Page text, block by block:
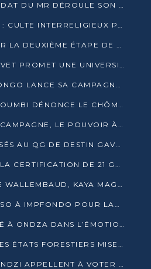
À OWANDO, LE CANDIDAT DU MR DÉROULE SON PROGRAMME DE “CHANGEMENT”
PRÉSIDENTIELLE 2026 : CULTE INTERRELIGIEUX POUR LA PAIX À OUENZÉ
DOLISIE EN BLEU POUR LA DEUXIÈME ÉTAPE DE CAMPAGNE DE DSN
À OUESSO, DESTIN GAVET PROMET UNE UNIVERSITÉ POUR LA SANGHA
À OUESSO, GAVET ELONGO LANCE SA CAMPAGNE SOUS LE SIGNE DU RENOUVEAU
À SIBITI, JOSEPH KIGNOUMBI DÉNONCE LE CHÔMAGE ET LES DÉFAILLANCES DE L’ÉTAT
COUP D’ENVOI DE LA CAMPAGNE, LE POUVOIR À POINTE-NOIRE, L’OPPOSITION À OUESSO ET SIBITI
DES OUVRIERS TABASSÉS AU QG DE DESTIN GAVET À 24 HEURES DE L’OUVERTURE DE LA CAMPAGNE
AGL CONGO ENGAGE LA CERTIFICATION DE 21 GRUTIERS AUX NORMES INTERNATIONALES
DESTIN GAVET NOMME WALLEMBAUD, KAYA MAGANE, BOUDZIKA ET MBOUSSA-ELLAH AUX COMMANDES DE SA CAMPAGNE
DENIS SASSOU-NGUESSO À IMPFONDO POUR LANCER LE CORRIDOR 13
FIRMIN AYESSA INHUMÉ À ONDZA DANS L’ÉMOTION ET LE RECUEILLEMENT
BASSIN DU CONGO : LES ÉTATS FORESTIERS MISENT SUR LES MARCHÉS CARBONE
LES SAGES DE MOUYONDZI APPELLENT À VOTER DENIS SASSOU-NGUESSO